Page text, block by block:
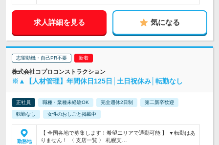
求人詳細を見る 気になる
志望動機・自己PR不要
株式会社コプロコンストラクション
※▲【人材管理】年間休日125日│土日祝休み│転勤なし
正社員 職種・業種未経験OK 完全週休2日制 第二新卒歓迎
転勤なし 女性のおしごと掲載中
勤務地
【 全国各地で募集します！希望エリアで通勤可能 】 ▼転勤はあ
りません！ 〈 支店一覧 〉 札幌支…